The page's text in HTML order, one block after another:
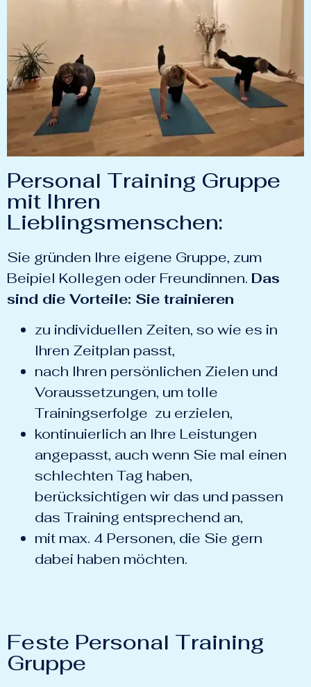
Personal Training Gruppe
mit Ihren
Lieblingsmenschen:
Sie gründen Ihre eigene Gruppe, zum
Beipiel Kollegen oder Freundinnen. Das
sind die Vorteile: Sie trainieren
zu individuellen Zeiten, so wie es in
Ihren Zeitplan passt,
nach Ihren persönlichen Zielen und
Voraussetzungen, um tolle
Trainingserfolge zu erzielen,
kontinuierlich an Ihre Leistungen
angepasst, auch wenn Sie mal einen
schlechten Tag haben,
berücksichtigen wir das und passen
das Training entsprechend an,
mit max. 4 Personen, die Sie gern
dabei haben möchten.
Feste Personal Training
Gruppe